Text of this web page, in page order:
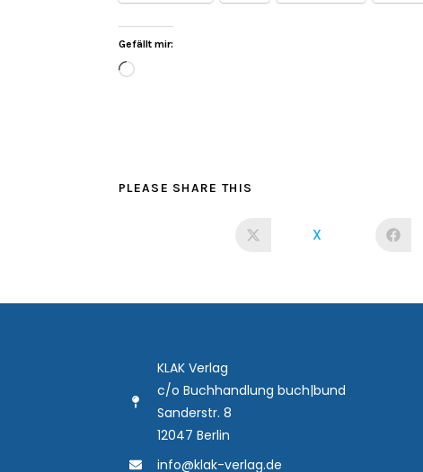
Gefällt mir:
PLEASE SHARE THIS
X
KLAK Verlag
c/o Buchhandlung buch|bund
Sanderstr. 8
12047 Berlin
info@klak-verlag.de